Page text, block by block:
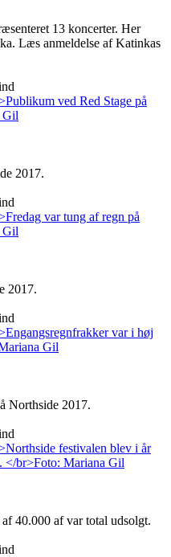
13 koncerter. Her
Læs anmeldelse af Katinkas
2017.
2017.
Northside 2017.
40.000 af var total udsolgt.